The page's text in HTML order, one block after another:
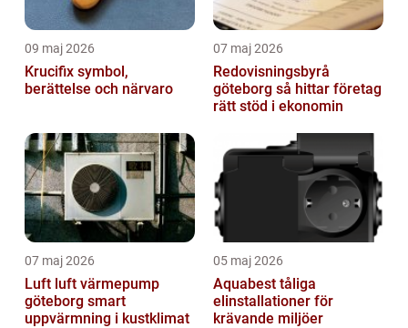
09 maj 2026
Krucifix symbol,
berättelse och närvaro
07 maj 2026
Redovisningsbyrå
göteborg så hittar företag
rätt stöd i ekonomin
07 maj 2026
Luft luft värmepump
göteborg smart
uppvärmning i kustklimat
05 maj 2026
Aquabest tåliga
elinstallationer för
krävande miljöer